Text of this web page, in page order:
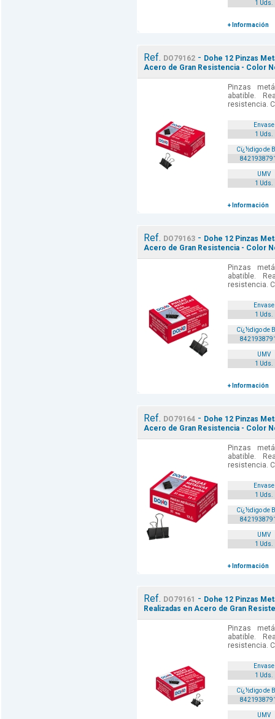
1 Uds.
+ Información
Ref. DO79162- Dohe 12 Pinzas
Acero de Gran Resistencia - Color
Pinzas
abatible.
resistencia.
Envase
1 Uds.
Cï¿½digo de
UMV
1 Uds.
+ Información
Ref. DO79163- Dohe 12 Pinzas
Acero de Gran Resistencia - Color
Pinzas
abatible.
resistencia.
Envase
1 Uds.
Cï¿½digo de
UMV
1 Uds.
+ Información
Ref. DO79164- Dohe 12 Pinzas
Acero de Gran Resistencia - Color
Pinzas
abatible.
resistencia.
Envase
1 Uds.
Cï¿½digo de
UMV
1 Uds.
+ Información
Ref. DO79161 - Dohe 12 Pinzas
Realizadas en Acero de Gran
Pinzas
abatible.
resistencia.
Envase
1 Uds.
Cï¿½digo de
UMV